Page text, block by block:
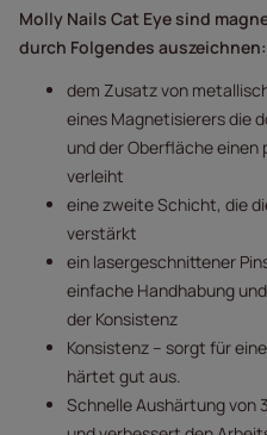
Molly Nails Cat Eye sind
durch Folgendes auszeichnen:
dem Zusatz von
eines Magnetisierers die
und der Oberfläche
verleiht
eine zweite Schicht, die
verstärkt
ein lasergeschnittener
einfache Handhabung
der Konsistenz
Konsistenz – sorgt für
härtet gut aus.
Schnelle Aushärtung von